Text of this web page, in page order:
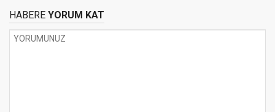
HABERE YORUM KAT